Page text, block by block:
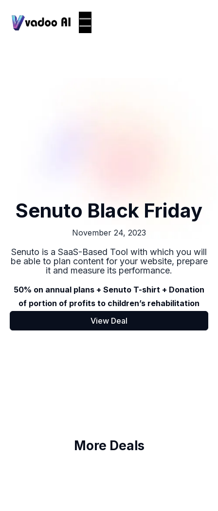
Senuto Black Friday
November 24, 2023
Senuto is a SaaS-Based Tool with which you will
be able to plan content for your website, prepare
it and measure its performance.
50% on annual plans + Senuto T-shirt + Donation
of portion of profits to children’s rehabilitation
View Deal
More Deals